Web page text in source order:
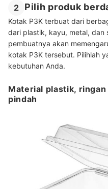
2 Pilih produk
Kotak P3K terbuat dari
dari plastik, kayu, metal, dan
pembuatnya akan
kotak P3K tersebut. Pilihlah
kebutuhan Anda.
Material plastik,
pindah